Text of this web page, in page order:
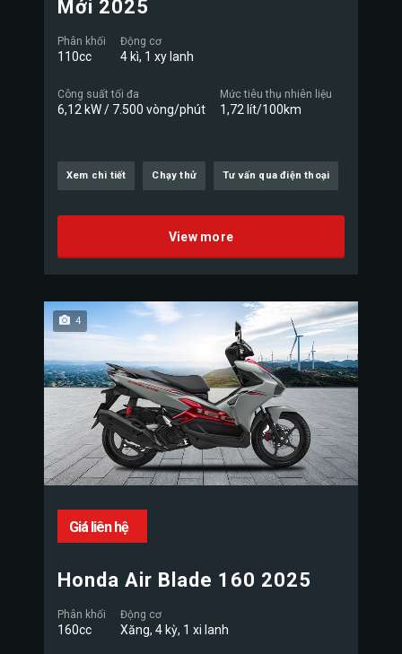
Mới 2025
Phân khối
110cc
Động cơ
4 kì, 1 xy lanh
Công suất tối đa
6,12 kW / 7.500 vòng/phút
Mức tiêu thụ nhiên liệu
1,72 lít/100km
Xem chi tiết Chạy thử Tư vấn qua điện thoại
View more
4
Giá liên hệ
Honda Air Blade 160 2025
Phân khối
160cc
Động cơ
Xăng, 4 kỳ, 1 xi lanh